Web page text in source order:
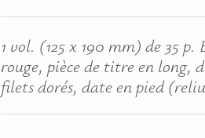
1 vol. (125 x 190 mm) de 35
rouge, pièce de titre en long,
filets dorés, date en pied